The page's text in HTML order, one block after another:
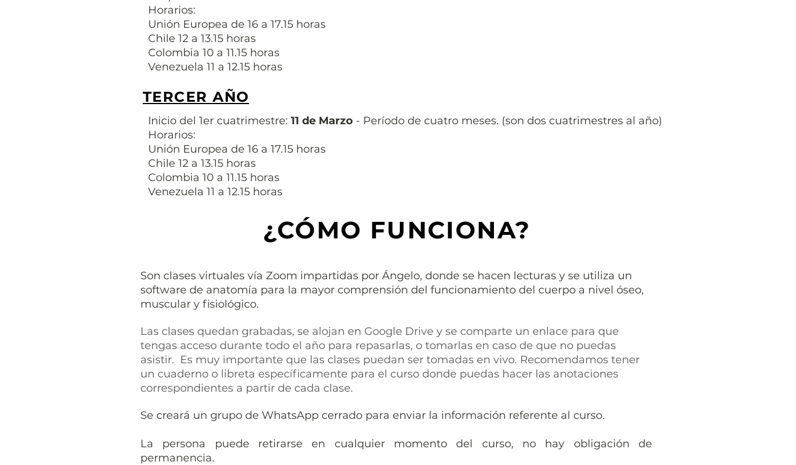
Horarios:
Unión Europea de 16 a 17.15 horas
Chile 12 a 13.15 horas
Colombia 10 a 11.15 horas
Venezuela 11 a 12.15 horas
TERCER AÑO
Inicio del 1er cuatrimestre: 11 de Marzo - Período de cuatro meses. (son dos cuatrimestres al año)
Horarios:
Unión Europea de 16 a 17.15 horas
Chile 12 a 13.15 horas
Colombia 10 a 11.15 horas
Venezuela 11 a 12.15 horas
¿CÓMO FUNCIONA?
Son clases virtuales vía Zoom impartidas por Ángelo, donde se hacen lecturas y se utiliza un
software de anatomía para la mayor comprensión del funcionamiento del cuerpo a nivel óseo,
muscular y fisiológico.
Las clases quedan grabadas, se alojan en Google Drive y se comparte un enlace para que
tengas acceso durante todo el año para repasarlas, o tomarlas en caso de que no puedas
asistir. Es muy importante que las clases puedan ser tomadas en vivo. Recomendamos tener
un cuaderno o libreta específicamente para el curso donde puedas hacer las anotaciones
correspondientes a partir de cada clase.
Se creará un grupo de WhatsApp cerrado para enviar la información referente al curso.
La persona puede retirarse en cualquier momento del curso, no hay obligación de
permanencia.